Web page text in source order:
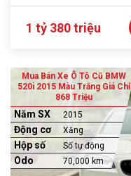
1 tỷ 380 triệu
Mua Bán Xe Ô Tô Cũ BMW
520i 2015 Màu Trắng Giá Chỉ
868 Triệu
Năm SX 2015
Động cơ Xăng
Hộp số Số tự động
Odo 70,000 km